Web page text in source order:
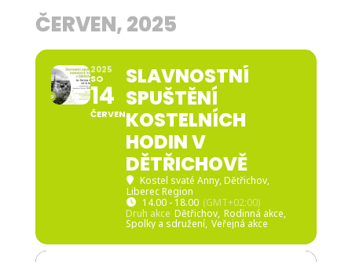
ČERVEN, 2025
2025
SO
14
ČERVEN
SLAVNOSTNÍ
SPUŠTĚNÍ
KOSTELNÍCH
HODIN V
DĚTŘICHOVĚ
Kostel svaté Anny, Dětřichov,
Liberec Region
14.00 - 18.00 (GMT+02:00)
Druh akce Dětřichov, Rodinná akce,
Spolky a sdružení, Veřejná akce